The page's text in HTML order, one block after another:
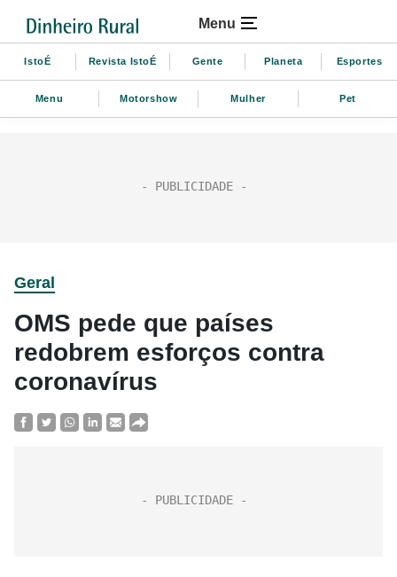
Menu
IstoÉ Revista IstoÉ Gente Planeta Esportes
Menu Motorshow Mulher Pet
Geral
OMS pede que países
redobrem esforços contra
coronavírus